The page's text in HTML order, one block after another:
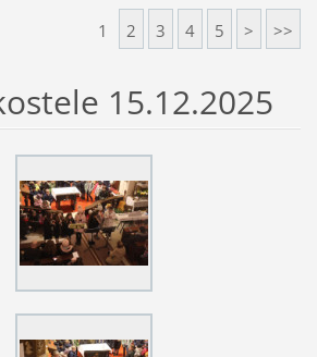
1 2 3 4 5 > >>
15.12.2025